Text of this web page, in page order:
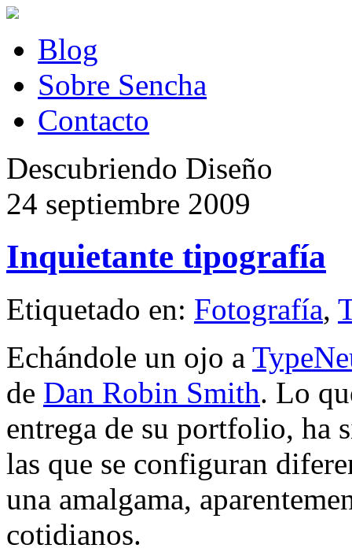
Blog
Sobre Sencha
Contacto
Descubriendo Diseño
24 septiembre 2009
Inquietante tipografía
Etiquetado en: Fotografía,
Echándole un ojo a
de Dan Robin Smith. Lo
entrega de su portfolio, ha
las que se configuran
una amalgama,
cotidianos.